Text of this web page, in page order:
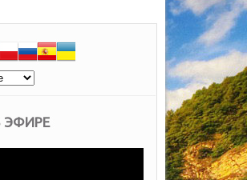
ЭФИРЕ